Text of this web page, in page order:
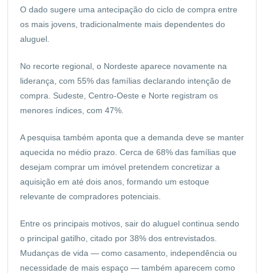
O dado sugere uma antecipação do ciclo de compra entre
os mais jovens, tradicionalmente mais dependentes do
aluguel.
No recorte regional, o Nordeste aparece novamente na
liderança, com 55% das famílias declarando intenção de
compra. Sudeste, Centro-Oeste e Norte registram os
menores índices, com 47%.
A pesquisa também aponta que a demanda deve se manter
aquecida no médio prazo. Cerca de 68% das famílias que
desejam comprar um imóvel pretendem concretizar a
aquisição em até dois anos, formando um estoque
relevante de compradores potenciais.
Entre os principais motivos, sair do aluguel continua sendo
o principal gatilho, citado por 38% dos entrevistados.
Mudanças de vida — como casamento, independência ou
necessidade de mais espaço — também aparecem como